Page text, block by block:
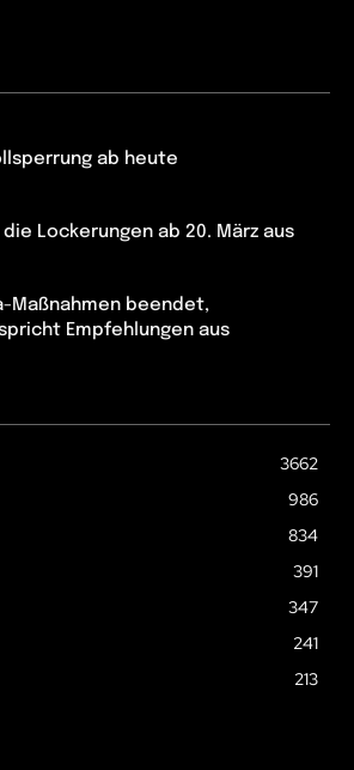
ab heute
Lockerungen ab 20. März aus
Maßnahmen beendet,
Empfehlungen aus
3662
986
834
391
347
241
213